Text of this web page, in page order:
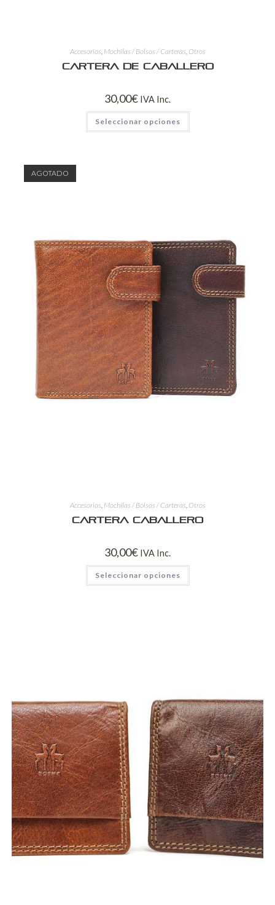
Accesorios, Mochilas / Bolsos / Carteras, Otros
Cartera de Caballero
30,00€ IVA Inc.
Seleccionar opciones
AGOTADO
Accesorios Mochilas / Bolsos / Carteras Otros
Cartera Caballero
30,00€ IVA Inc.
Seleccionar opciones